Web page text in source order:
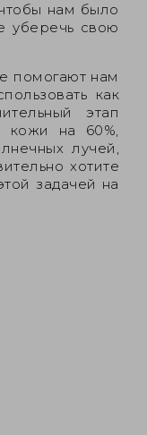
нам было
уберечь свою
помогают нам
как
этап
кожи на 60%,
лучей,
хотите
задачей на